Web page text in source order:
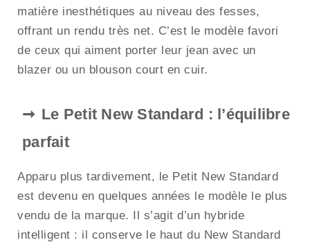
matière inesthétiques au niveau des fesses,
offrant un rendu très net. C’est le modèle favori
de ceux qui aiment porter leur jean avec un
blazer ou un blouson court en cuir.
Le Petit New Standard : l’équilibre
parfait
Apparu plus tardivement, le Petit New Standard
est devenu en quelques années le modèle le plus
vendu de la marque. Il s’agit d’un hybride
intelligent : il conserve le haut du New Standard